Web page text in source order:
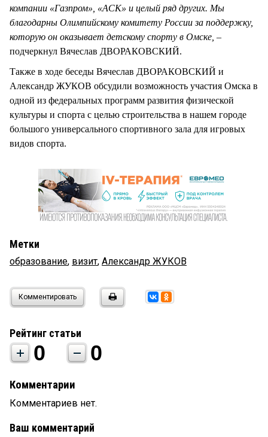
компании «Газпром», «АСК» и целый ряд других. Мы
благодарны Олимпийскому комитету России за поддержку,
которую он оказывает детскому спорту в Омске, –
подчеркнул Вячеслав ДВОРАКОВСКИЙ.
Также в ходе беседы Вячеслав ДВОРАКОВСКИЙ и
Александр ЖУКОВ обсудили возможность участия Омска в
одной из федеральных программ развития физической
культуры и спорта с целью строительства в нашем городе
большого универсального спортивного зала для игровых
видов спорта.
Метки
образование, визит, Александр ЖУКОВ
Комментировать
Рейтинг статьи
0 0
Комментарии
Комментариев нет.
Ваш комментарий